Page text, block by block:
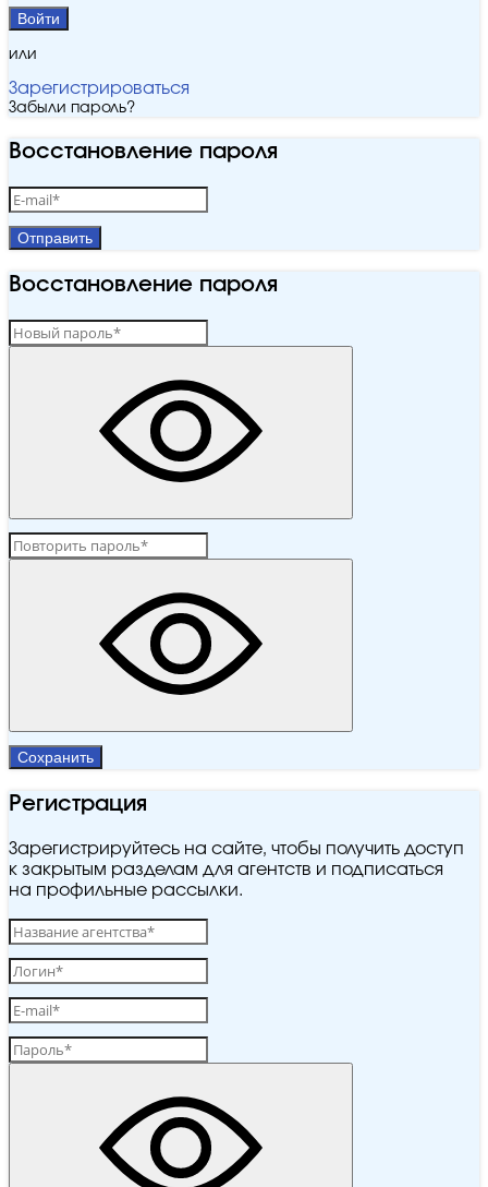
Войти
или
Зарегистрироваться
Забыли пароль?
Восстановление пароля
Отправить
Восстановление пароля
Сохранить
Регистрация
Зарегистрируйтесь на сайте, чтобы получить доступ
к закрытым разделам для агентств и подписаться
на профильные рассылки.